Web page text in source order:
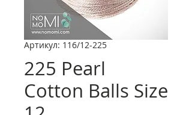
Артикул: 116/12-225
225 Pearl
Cotton Balls Size